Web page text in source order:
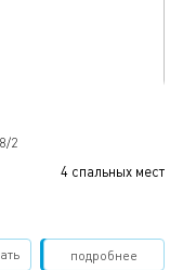
2
4 спальных мест
подробнее
Забронировать